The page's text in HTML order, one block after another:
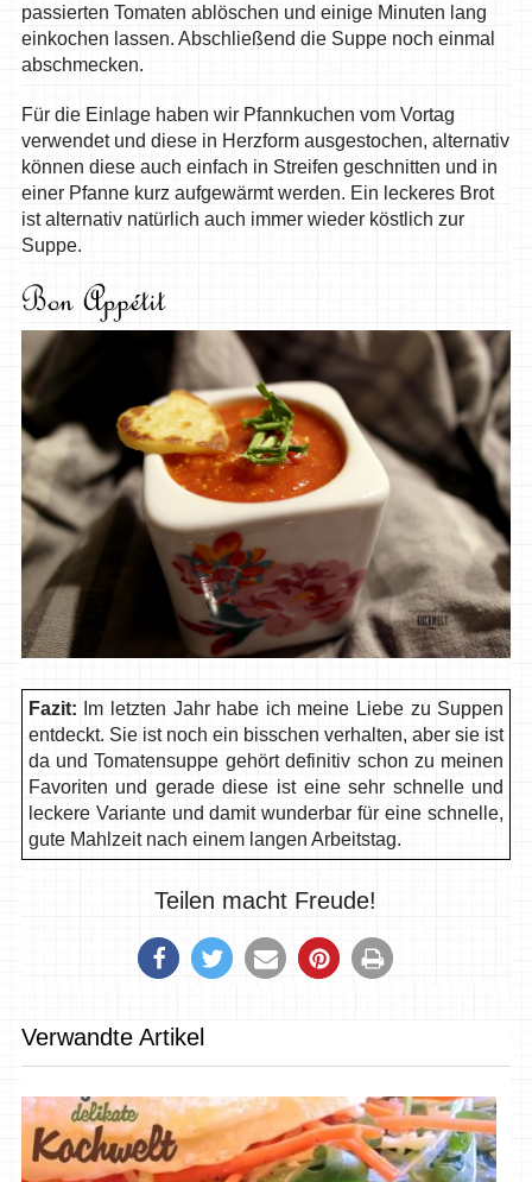
passierten Tomaten ablöschen und einige Minuten lang
einkochen lassen. Abschließend die Suppe noch einmal
abschmecken.
Für die Einlage haben wir Pfannkuchen vom Vortag
verwendet und diese in Herzform ausgestochen, alternativ
können diese auch einfach in Streifen geschnitten und in
einer Pfanne kurz aufgewärmt werden. Ein leckeres Brot
ist alternativ natürlich auch immer wieder köstlich zur
Suppe.
Fazit: Im letzten Jahr habe ich meine Liebe zu Suppen
entdeckt. Sie ist noch ein bisschen verhalten, aber sie ist
da und Tomatensuppe gehört definitiv schon zu meinen
Favoriten und gerade diese ist eine sehr schnelle und
leckere Variante und damit wunderbar für eine schnelle,
gute Mahlzeit nach einem langen Arbeitstag.
Teilen macht Freude!
Verwandte Artikel